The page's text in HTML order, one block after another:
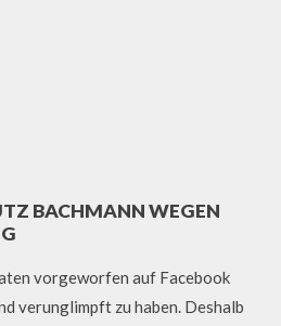
BACHMANN WEGEN
vorgeworfen auf Facebook
verunglimpft zu haben. Deshalb